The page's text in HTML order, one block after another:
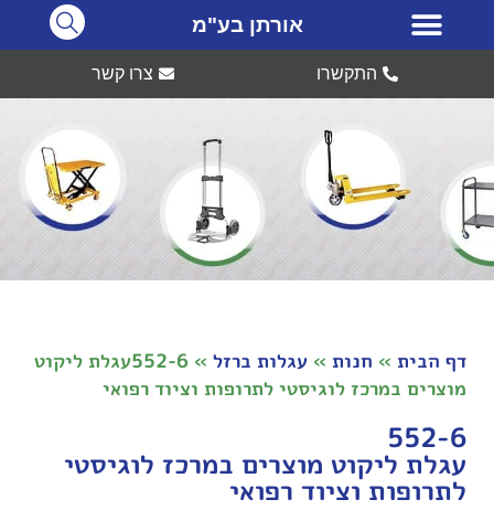
אורתן בע"מ
התקשרו צרו קשר
דף הבית » חנות » עגלות ברזל »
552-6עגלת ליקוט
מוצרים במרכז לוגיסטי לתרופות וציוד רפואי
552-6
עגלת ליקוט מוצרים במרכז לוגיסטי
לתרופות וציוד רפואי